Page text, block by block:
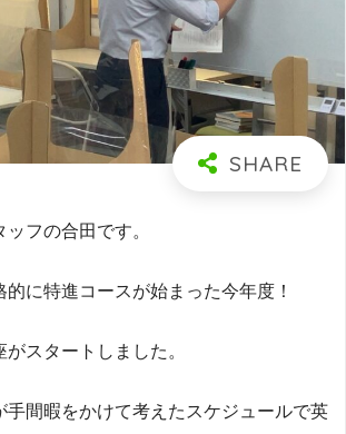
フの合田です。
的に特進コースが始まった今年度！
スタートしました。
手間暇をかけて考えたスケジュールで英